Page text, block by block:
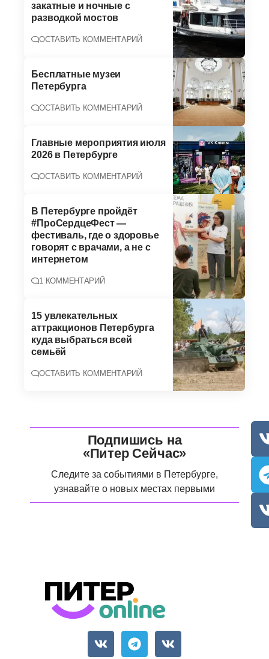
закатные и ночные с
разводкой мостов
ОСТАВИТЬ КОММЕНТАРИЙ
Бесплатные музеи
Петербурга
ОСТАВИТЬ КОММЕНТАРИЙ
Главные мероприятия июля
2026 в Петербурге
ОСТАВИТЬ КОММЕНТАРИЙ
В Петербурге пройдёт
#ПроСердцеФест —
фестиваль, где о здоровье
говорят с врачами, а не с
интернетом
1 КОММЕНТАРИЙ
15 увлекательных
аттракционов Петербурга
куда выбраться всей
семьёй
ОСТАВИТЬ КОММЕНТАРИЙ
Подпишись на
«Питер Сейчас»
Следите за событиями в Петербурге,
узнавайте о новых местах первыми